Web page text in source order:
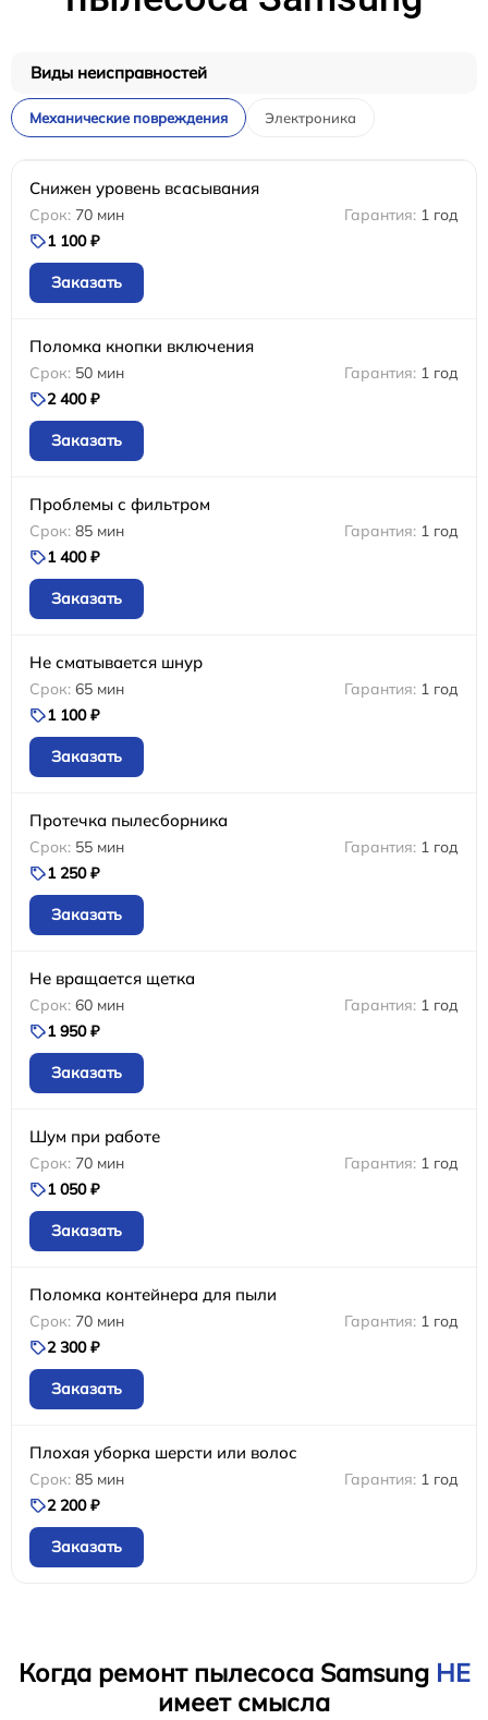
Виды неисправностей
Механические повреждения Электроника
Снижен уровень всасывания
70 мин
1 год
1 100 ₽
Заказать
Поломка кнопки включения
50 мин
1 год
2 400 ₽
Заказать
Проблемы с фильтром
85 мин
1 год
1 400 ₽
Заказать
Не сматывается шнур
65 мин
1 год
1 100 ₽
Заказать
Протечка пылесборника
55 мин
1 год
1 250 ₽
Заказать
Не вращается щетка
60 мин
1 год
1 950 ₽
Заказать
Шум при работе
70 мин
1 год
1 050 ₽
Заказать
Поломка контейнера для пыли
70 мин
1 год
2 300 ₽
Заказать
Плохая уборка шерсти или волос
85 мин
1 год
2 200 ₽
Заказать
Когда ремонт пылесоса Samsung НЕ
имеет смысла